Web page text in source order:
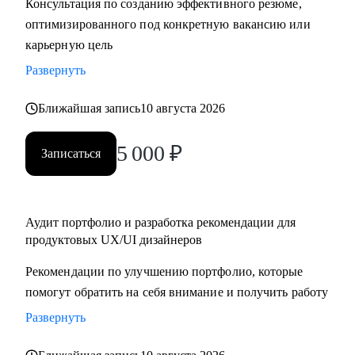
Консультация по созданию эффективного резюме,
оптимизированного под конкретную вакансию или
карьерную цель
Развернуть
Ближайшая запись10 августа 2026
Записаться 5 000 ₽
Аудит портфолио и разработка рекомендации для
продуктовых UX/UI дизайнеров
Рекомендации по улучшению портфолио, которые
помогут обратить на себя внимание и получить работу
Развернуть